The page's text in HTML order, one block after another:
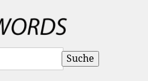
Suche